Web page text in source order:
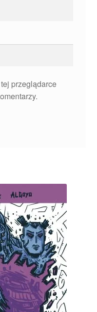
przeglądarce